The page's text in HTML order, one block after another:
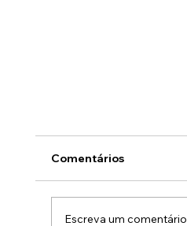
Comentários
Escreva um comentário